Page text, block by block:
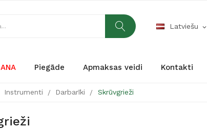
Latviešu expand_more
Piegāde Apmaksas veidi Kontakti
Instrumenti Darbarīki Skrūvgrieži